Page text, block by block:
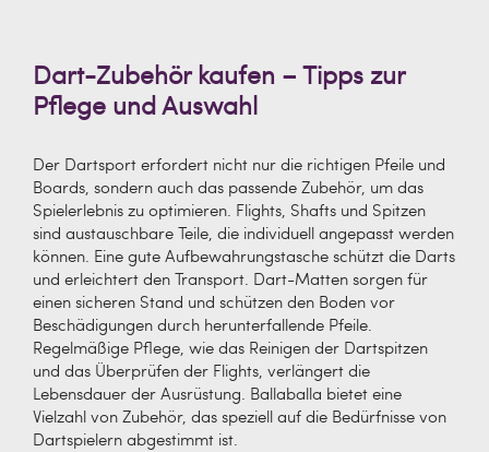
Dart-Zubehör kaufen – Tipps zur
Pflege und Auswahl
Der Dartsport erfordert nicht nur die richtigen Pfeile und
Boards, sondern auch das passende Zubehör, um das
Spielerlebnis zu optimieren. Flights, Shafts und Spitzen
sind austauschbare Teile, die individuell angepasst werden
können. Eine gute Aufbewahrungstasche schützt die Darts
und erleichtert den Transport. Dart-Matten sorgen für
einen sicheren Stand und schützen den Boden vor
Beschädigungen durch herunterfallende Pfeile.
Regelmäßige Pflege, wie das Reinigen der Dartspitzen
und das Überprüfen der Flights, verlängert die
Lebensdauer der Ausrüstung. Ballaballa bietet eine
Vielzahl von Zubehör, das speziell auf die Bedürfnisse von
Dartspielern abgestimmt ist.